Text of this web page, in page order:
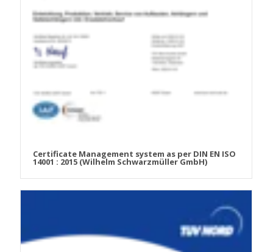
Certificate Management system as per DIN EN ISO
14001 : 2015 (Wilhelm Schwarzmüller GmbH)